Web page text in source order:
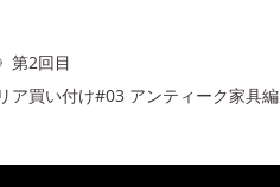
第2回目
ア買い付け#03 アンティーク家具編